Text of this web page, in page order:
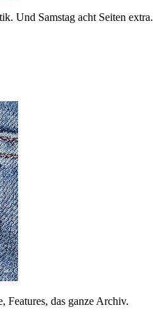
Und Samstag acht Seiten extra.
das ganze Archiv.